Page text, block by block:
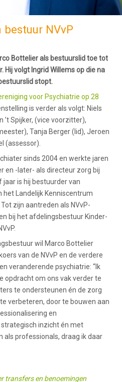
NVvP
Bottelier als bestuurslid toe tot
Hij volgt Ingrid Willems op die na
stopt.
voor Psychiatrie op 28
is verder als volgt: Niels
’t Spijker, (vice voorzitter),
Tanja Berger (lid), Jeroen
(assessor).
sinds 2004 en werkte jaren
en -later- als directeur zorg bij
jaar is hij bestuurder van
het Landelijk Kenniscentrum
zijn aantreden als NVvP-
bij het afdelingsbestuur Kinder-
wil Marco Bottelier
van de NVvP en de verdere
veranderende psychiatrie: “Ik
opdracht om ons vak verder te
te ondersteunen én de zorg
verbeteren, door te bouwen aan
en
inzicht én met
als professionals, draag ik daar
transfers en benoemingen